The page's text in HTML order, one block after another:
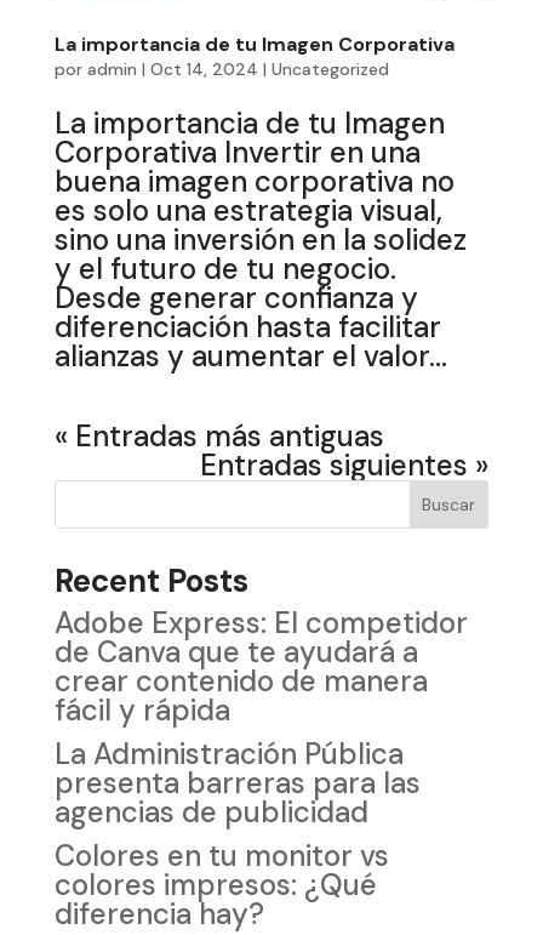
La importancia de tu Imagen Corporativa
por admin | Oct 14, 2024 | Uncategorized
La importancia de tu Imagen
Corporativa Invertir en una
buena imagen corporativa no
es solo una estrategia visual,
sino una inversión en la solidez
y el futuro de tu negocio.
Desde generar confianza y
diferenciación hasta facilitar
alianzas y aumentar el valor...
« Entradas más antiguas
Entradas siguientes »
Buscar
Recent Posts
Adobe Express: El competidor
de Canva que te ayudará a
crear contenido de manera
fácil y rápida
La Administración Pública
presenta barreras para las
agencias de publicidad
Colores en tu monitor vs
colores impresos: ¿Qué
diferencia hay?